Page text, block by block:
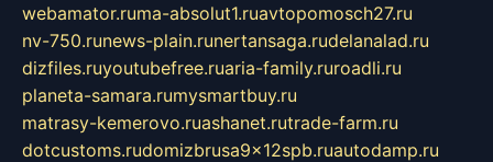
webamator.ruma-absolut1.ruavtopomosch27.ru
nv-750.runews-plain.runertansaga.rudelanalad.ru
dizfiles.ruyoutubefree.ruaria-family.ruroadli.ru
planeta-samara.rumysmartbuy.ru
matrasy-kemerovo.ruashanet.rutrade-farm.ru
dotcustoms.rudomizbrusa9x12spb.ruautodamp.ru